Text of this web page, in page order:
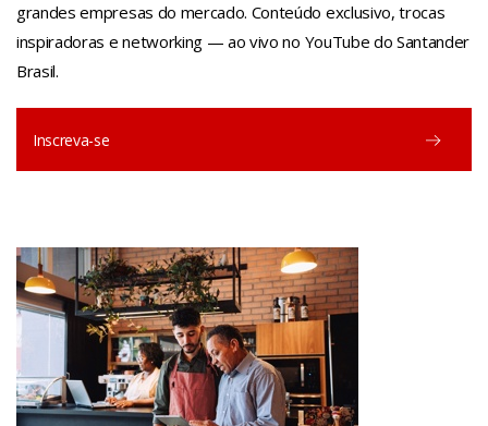
grandes empresas do mercado. Conteúdo exclusivo, trocas
inspiradoras e networking — ao vivo no YouTube do Santander
Brasil.
Inscreva-se